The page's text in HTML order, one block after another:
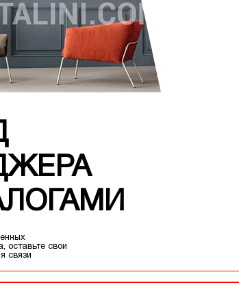
оставьте свои
связи